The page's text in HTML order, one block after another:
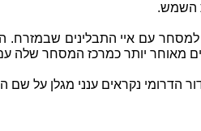
השמש.
עם איי התבלינים שבמזרח.
מאוחר יותר כמרכז המסחר שלה
הדרומי נקראים ענני מגלן על שם